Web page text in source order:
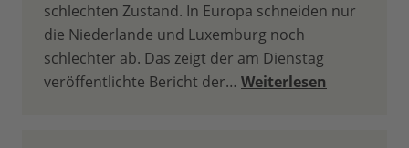
schlechten Zustand. In Europa schneiden nur
die Niederlande und Luxemburg noch
schlechter ab. Das zeigt der am Dienstag
veröffentlichte Bericht der… Weiterlesen